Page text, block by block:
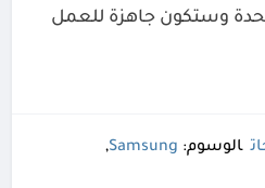
وستكون جاهزة للعمل
الوسوم: Samsung
,